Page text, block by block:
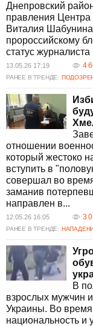
Днепровский
правления
Виталия
пророссийскому
статус
13.05.26 17:19 4
РАНЕЕ В ТРЕНДЕ:
отношении
который жестоко
вступить в
совершал во
заманив
направлен в...
12.05.26 16:05 3
РАНЕЕ В ТРЕНДЕ:
В
взрослых мужчин
Украины. Во время
национальность и